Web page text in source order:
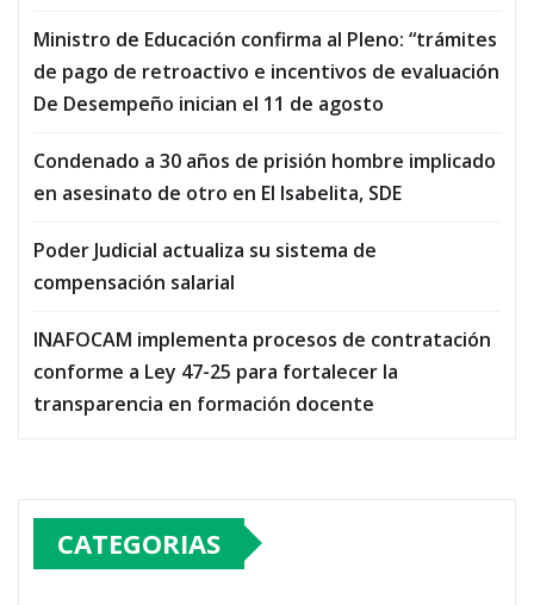
Ministro de Educación confirma al Pleno: “trámites
de pago de retroactivo e incentivos de evaluación
De Desempeño inician el 11 de agosto
Condenado a 30 años de prisión hombre implicado
en asesinato de otro en El Isabelita, SDE
Poder Judicial actualiza su sistema de
compensación salarial
INAFOCAM implementa procesos de contratación
conforme a Ley 47-25 para fortalecer la
transparencia en formación docente
CATEGORIAS